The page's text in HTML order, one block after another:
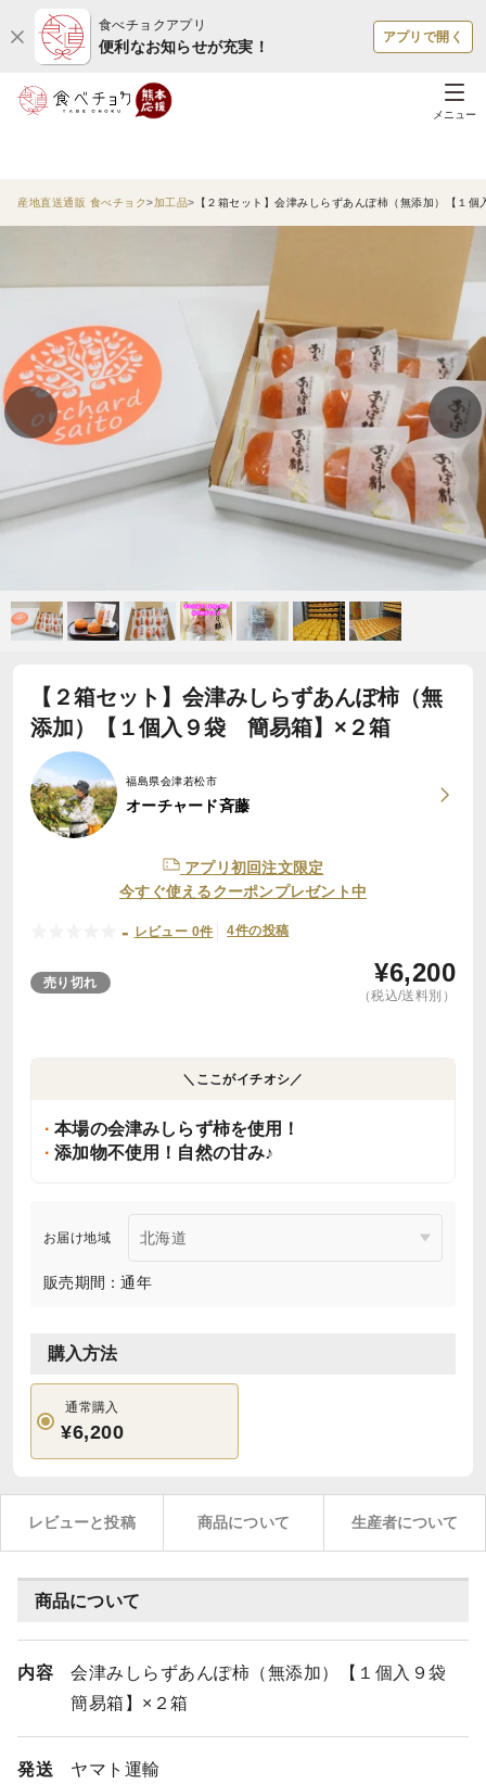
食べチョクアプリ
便利なお知らせが充実！
アプリで開く
メニュー
産地直送通販 食べチョク 加工品 【２箱セット】会津みしらずあんぽ柿（無添加）【１
【２箱セット】会津みしらずあんぽ柿（無
添加）【１個入９袋 簡易箱】×２箱
福島県会津若松市
オーチャード斉藤
アプリ初回注文限定
今すぐ使えるクーポンプレゼント中
- レビュー 0件 4件の投稿
売り切れ ¥6,200
（税込/送料別）
＼ここがイチオシ／
本場の会津みしらず柿を使用！
添加物不使用！自然の甘み♪
お届け地域
販売期間：通年
購入方法
通常購入
¥6,200
レビューと投稿 商品について 生産者について
商品について
内容
会津みしらずあんぽ柿（無添加）【１個入９袋
簡易箱】×２箱
発送 ヤマト運輸